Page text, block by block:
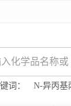
词： N-异丙基